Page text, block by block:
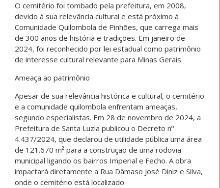
O cemitério foi tombado pela prefeitura, em 2008,
devido à sua relevância cultural e está próximo à
Comunidade Quilombola de Pinhões, que carrega mais
de 300 anos de história e tradições. Em janeiro de
2024, foi reconhecido por lei estadual como patrimônio
de interesse cultural relevante para Minas Gerais.
Ameaça ao patrimônio
Apesar de sua relevância histórica e cultural, o cemitério
e a comunidade quilombola enfrentam ameaças,
segundo especialistas. Em 28 de novembro de 2024, a
Prefeitura de Santa Luzia publicou o Decreto nº
4.437/2024, que declarou de utilidade pública uma área
de 121.670 m² para a construção de uma rodovia
municipal ligando os bairros Imperial e Fecho. A obra
impactará diretamente a Rua Dâmaso José Diniz e Silva,
onde o cemitério está localizado.